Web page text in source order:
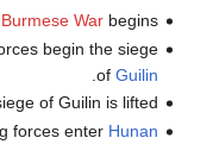
Warbegins.
begin the siege
of Guilin
of Guilin is lifted.
forces enter Hunan